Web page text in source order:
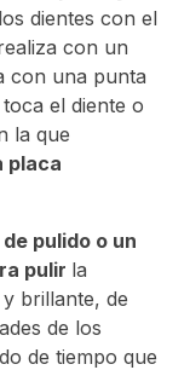
dientes con el
con un
con una punta
el diente o
la que
placa
pulido o un
pulir la
brillante, de
de los
de tiempo que